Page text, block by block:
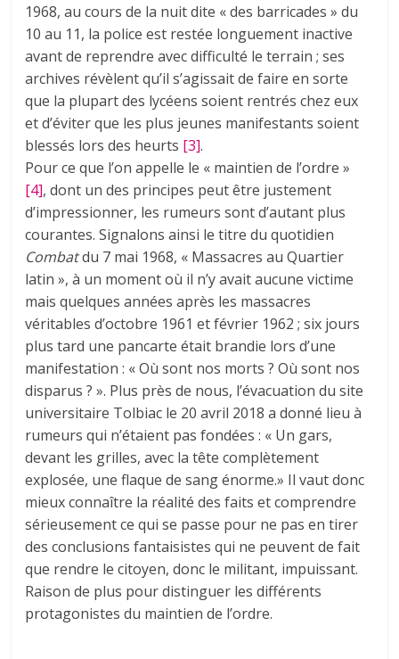
1968, au cours de la nuit dite « des barricades » du
10 au 11, la police est restée longuement inactive
avant de reprendre avec difficulté le terrain ; ses
archives révèlent qu’il s’agissait de faire en sorte
que la plupart des lycéens soient rentrés chez eux
et d’éviter que les plus jeunes manifestants soient
blessés lors des heurts [3].
Pour ce que l’on appelle le « maintien de l’ordre »
[4], dont un des principes peut être justement
d’impressionner, les rumeurs sont d’autant plus
courantes. Signalons ainsi le titre du quotidien
Combatdu 7 mai 1968, « Massacres au Quartier
latin », à un moment où il n’y avait aucune victime
mais quelques années après les massacres
véritables d’octobre 1961 et février 1962 ; six jours
plus tard une pancarte était brandie lors d’une
manifestation : « Où sont nos morts ? Où sont nos
disparus ? ». Plus près de nous, l’évacuation du site
universitaire Tolbiac le 20 avril 2018 a donné lieu à
rumeurs qui n’étaient pas fondées : « Un gars,
devant les grilles, avec la tête complètement
explosée, une flaque de sang énorme.» Il vaut donc
mieux connaître la réalité des faits et comprendre
sérieusement ce qui se passe pour ne pas en tirer
des conclusions fantaisistes qui ne peuvent de fait
que rendre le citoyen, donc le militant, impuissant.
Raison de plus pour distinguer les différents
protagonistes du maintien de l’ordre.